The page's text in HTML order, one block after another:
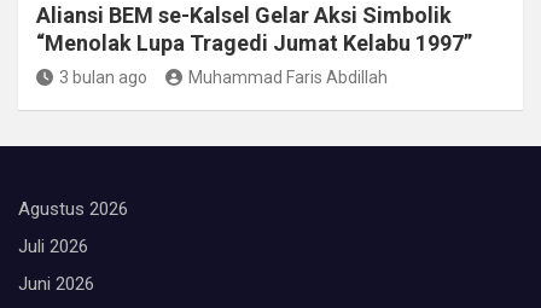
Aliansi BEM se-Kalsel Gelar Aksi Simbolik
“Menolak Lupa Tragedi Jumat Kelabu 1997”
3 bulan ago Muhammad Faris Abdillah
Agustus 2026
Juli 2026
Juni 2026